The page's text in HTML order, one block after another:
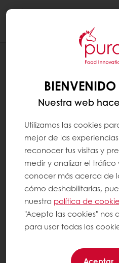
Nuestra web
Utilizamos las cookies
mejor de las
reconocer tus visitas y
medir y analizar el tráfico
conocer más acerca de
cómo deshabilitarlas,
nuestra política de
"Acepto las cookies" nos
para usar todas las